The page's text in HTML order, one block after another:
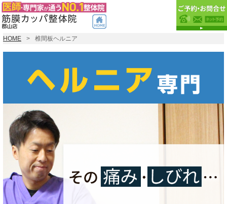
HOME 椎間板ヘルニア